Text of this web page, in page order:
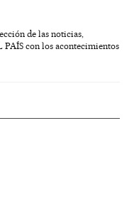
de las noticias,
PAÍS con los acontecimientos